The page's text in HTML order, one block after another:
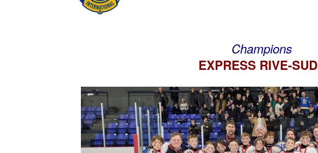
Champions
EXPRESS RIVE-SUD